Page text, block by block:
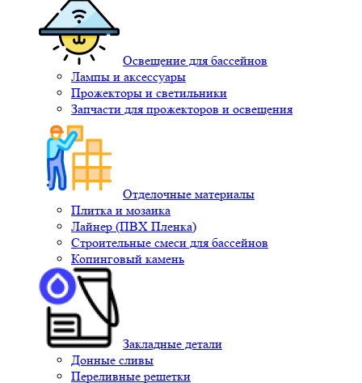
Освещение для бассейнов
Лампы и аксессуары
Прожекторы и светильники
Запчасти для прожекторов и освещения
Отделочные материалы
Плитка и мозаика
Лайнер (ПВХ Пленка)
Строительные смеси для бассейнов
Копинговый камень
Закладные детали
Донные сливы
Переливные решетки